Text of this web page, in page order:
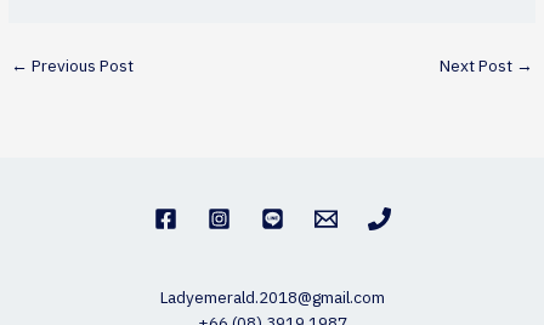
← Previous Post Next Post →
Ladyemerald.2018@gmail.com